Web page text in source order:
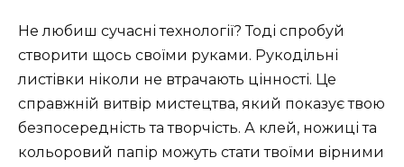
Не любиш сучасні технології? Тоді спробуй
створити щось своїми руками. Рукодільні
листівки ніколи не втрачають цінності. Це
справжній витвір мистецтва, який показує твою
безпосередність та творчість. А клей, ножиці та
кольоровий папір можуть стати твоїми вірними